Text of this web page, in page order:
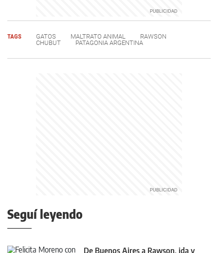
TAGS GATOS MALTRATO ANIMAL
RAWSON
CHUBUT
PATAGONIA ARGENTINA
Seguí leyendo
De Buenos Aires a Rawson, ida y